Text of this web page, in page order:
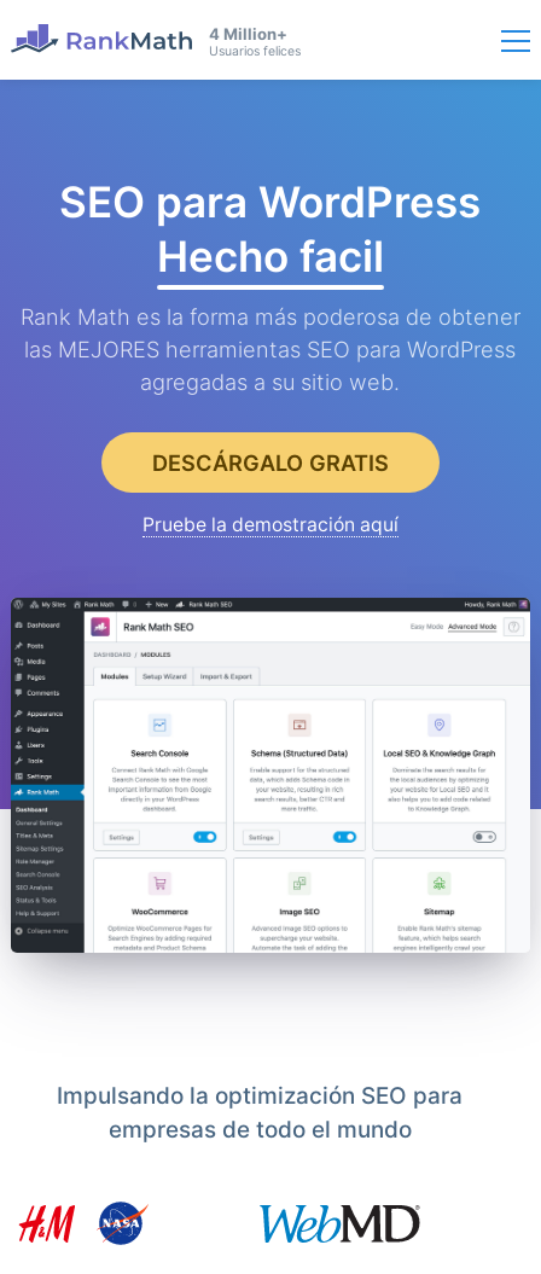
4 Million+
Usuarios felices
SEO para WordPress
Hecho facil
Rank Math es la forma más poderosa de obtener
las MEJORES herramientas SEO para WordPress
agregadas a su sitio web.
DESCÁRGALO GRATIS
Pruebe la demostración aquí
Impulsando la optimización SEO para
empresas de todo el mundo